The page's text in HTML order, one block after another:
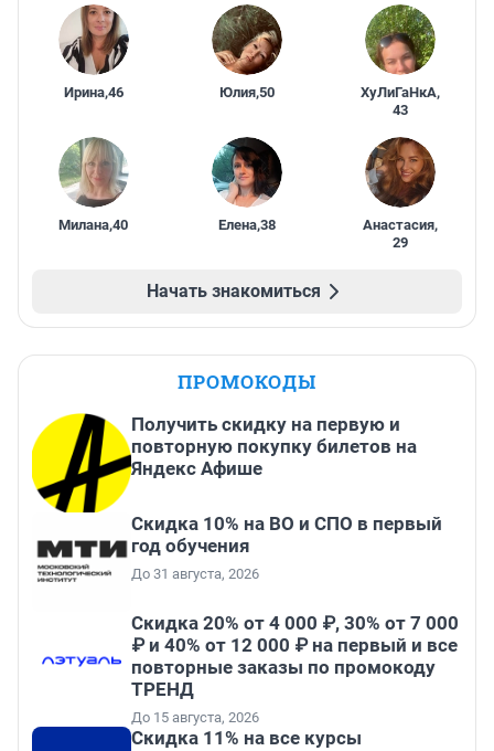
Ирина,46 Юлия,50 ХуЛиГаНкА,
43
Милана,40 Елена,38 Анастасия,
29
Начать знакомиться
ПРОМОКОДЫ
Получить скидку на первую и
повторную покупку билетов на
Яндекс Афише
Скидка 10% на ВО и СПО в первый
год обучения
До 31 августа, 2026
Скидка 20% от 4 000 ₽, 30% от 7 000
₽ и 40% от 12 000 ₽ на первый и все
повторные заказы по промокоду
ТРЕНД
До 15 августа, 2026
Скидка 11% на все курсы